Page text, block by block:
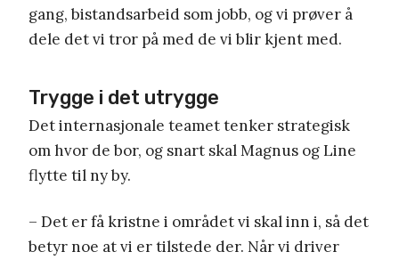
gang, bistandsarbeid som jobb, og vi prøver å
dele det vi tror på med de vi blir kjent med.
Trygge i det utrygge
Det internasjonale teamet tenker strategisk
om hvor de bor, og snart skal Magnus og Line
flytte til ny by.
– Det er få kristne i området vi skal inn i, så det
betyr noe at vi er tilstede der. Når vi driver